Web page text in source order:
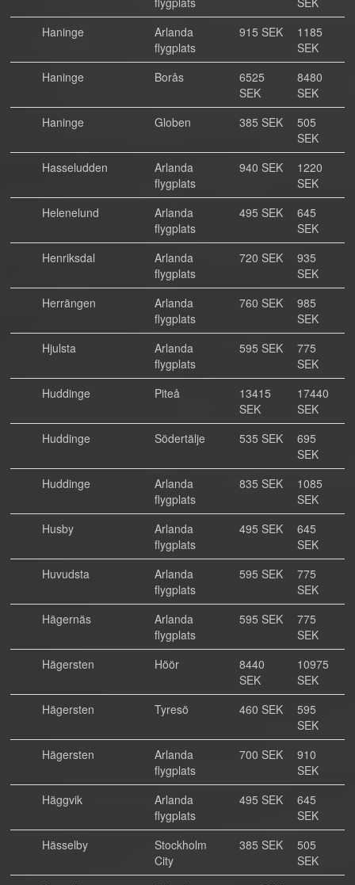
Haninge
Arlanda
flygplats
915 SEK
1185
SEK
Haninge
Borås
6525
SEK
8480
SEK
Haninge
Globen 385 SEK
505
SEK
Hasseludden
Arlanda
flygplats
940 SEK
1220
SEK
Helenelund
Arlanda
flygplats
495 SEK
645
SEK
Henriksdal
Arlanda
flygplats
720 SEK
935
SEK
Herrängen
Arlanda
flygplats
760 SEK
985
SEK
Hjulsta
Arlanda
flygplats
595 SEK
775
SEK
Huddinge
Piteå
13415
SEK
17440
SEK
Huddinge
Södertälje 535 SEK
695
SEK
Huddinge
Arlanda
flygplats
835 SEK
1085
SEK
Husby
Arlanda
flygplats
495 SEK
645
SEK
Huvudsta
Arlanda
flygplats
595 SEK
775
SEK
Hägernäs
Arlanda
flygplats
595 SEK
775
SEK
Hägersten
Höör
8440
SEK
10975
SEK
Hägersten
Tyresö 460 SEK
595
SEK
Hägersten
Arlanda
flygplats
700 SEK
910
SEK
Häggvik
Arlanda
flygplats
495 SEK
645
SEK
Hässelby
Stockholm
City
385 SEK
505
SEK